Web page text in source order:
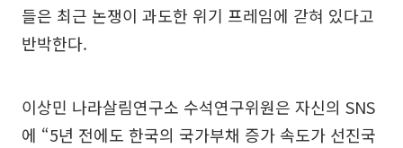
들은 최근 논쟁이 과도한 위기 프레임에 갇혀 있다고
반박한다.
이상민 나라살림연구소 수석연구위원은 자신의 SNS
에 “5년 전에도 한국의 국가부채 증가 속도가 선진국